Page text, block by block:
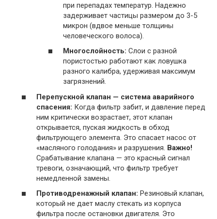
при перепадах температур. Надежно
задерживает частицы размером до 3-5
микрон (вдвое меньше толщины
человеческого волоса).
Многослойность: Слои с разной
пористостью работают как ловушка
разного калибра, удерживая максимум
загрязнений.
Перепускной клапан — система аварийного
спасения: Когда фильтр забит, и давление перед
ним критически возрастает, этот клапан
открывается, пуская жидкость в обход
фильтрующего элемента. Это спасает насос от
«масляного голодания» и разрушения. Важно!
Срабатывание клапана — это красный сигнал
тревоги, означающий, что фильтр требует
немедленной замены.
Противодренажный клапан: Резиновый клапан,
который не дает маслу стекать из корпуса
фильтра после остановки двигателя. Это